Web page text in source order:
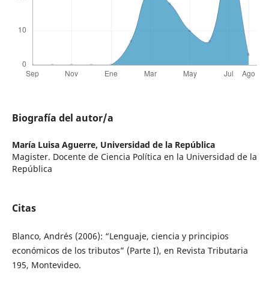
Biografía del autor/a
María Luisa Aguerre, Universidad de la República
Magister. Docente de Ciencia Política en la Universidad de la
República
Citas
Blanco, Andrés (2006): “Lenguaje, ciencia y principios
económicos de los tributos” (Parte I), en Revista Tributaria
195, Montevideo.